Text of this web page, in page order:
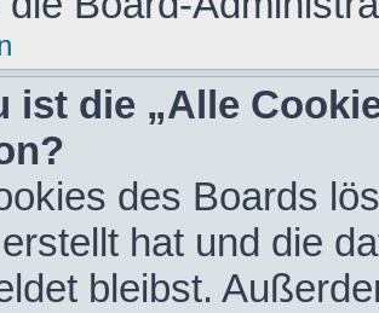
ist die „Alle
des Boards
hat und die
bleibst.